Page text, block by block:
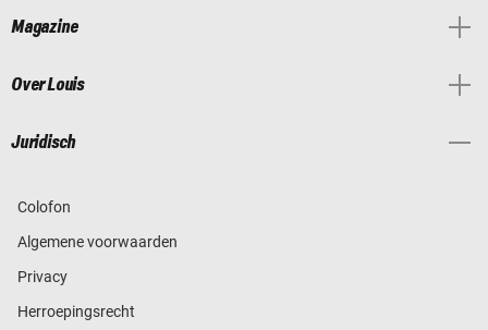
Magazine
Over Louis
Juridisch
Colofon
Algemene voorwaarden
Privacy
Herroepingsrecht